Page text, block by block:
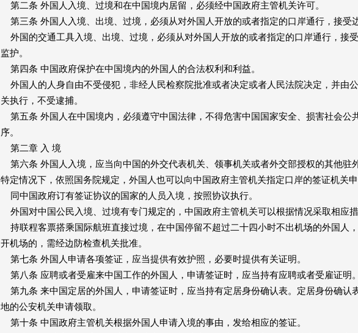
第二条 外国人入境、过境和在中国境内居留，必须经中国政府主管机关许可。
第三条 外国人入境、出境、过境，必须从对外国人开放的或者指定的口岸通行，接受
外国的交通工具入境、出境、过境，必须从对外国人开放的或者指定的口岸通行，接
监护。
第四条 中国政府保护在中国境内的外国人的合法权利和利益。
外国人的人身自由不受侵犯，非经人民检察院批准或者决定或者人民法院决定，并由
关执行，不受逮捕。
第五条 外国人在中国境内，必须遵守中国法律，不得危害中国国家安全、损害社会公
序。
第二章 入 境
第六条 外国人入境，应当向中国的外交代表机关、领事机关或者外交部授权的其他驻
特定情况下，依照国务院规定，外国人也可以向中国政府主管机关指定口岸的签证机关申
同中国政府订有签证协议的国家的人员入境，按照协议执行。
外国对中国公民入境、过境有专门规定的，中国政府主管机关可以根据情况采取相应措
持联程客票搭乘国际航班直接过境，在中国停留不超过二十四小时不出机场的外国人
开机场的，需经边防检查机关批准。
第七条 外国人申请各项签证，应当提供有效护照，必要时提供有关证明。
第八条 应聘或者受雇来中国工作的外国人，申请签证时，应当持有应聘或者受雇证明。
第九条 来中国定居的外国人，申请签证时，应当持有定居身份确认表。定居身份确认
地的公安机关申请领取。
第十条 中国政府主管机关根据外国人申请入境的事由，发给相应的签证。